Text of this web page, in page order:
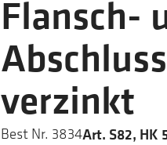
Flansch-
verzinkt
Best Nr. 3834Art. S82, HK